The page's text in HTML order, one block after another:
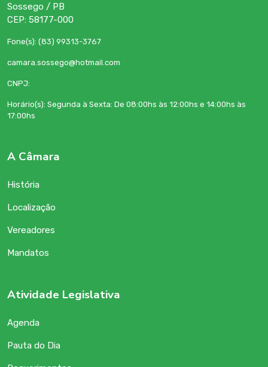
Sossego / PB
CEP: 58177-000
Fone(s): (83) 99313-3767
camara.sossego@hotmail.com
CNPJ:
Horário(s): Segunda à Sexta: De 08:00hs às 12:00hs e 14:00hs às
17:00hs
A Câmara
História
Localização
Vereadores
Mandatos
Atividade Legislativa
Agenda
Pauta do Dia